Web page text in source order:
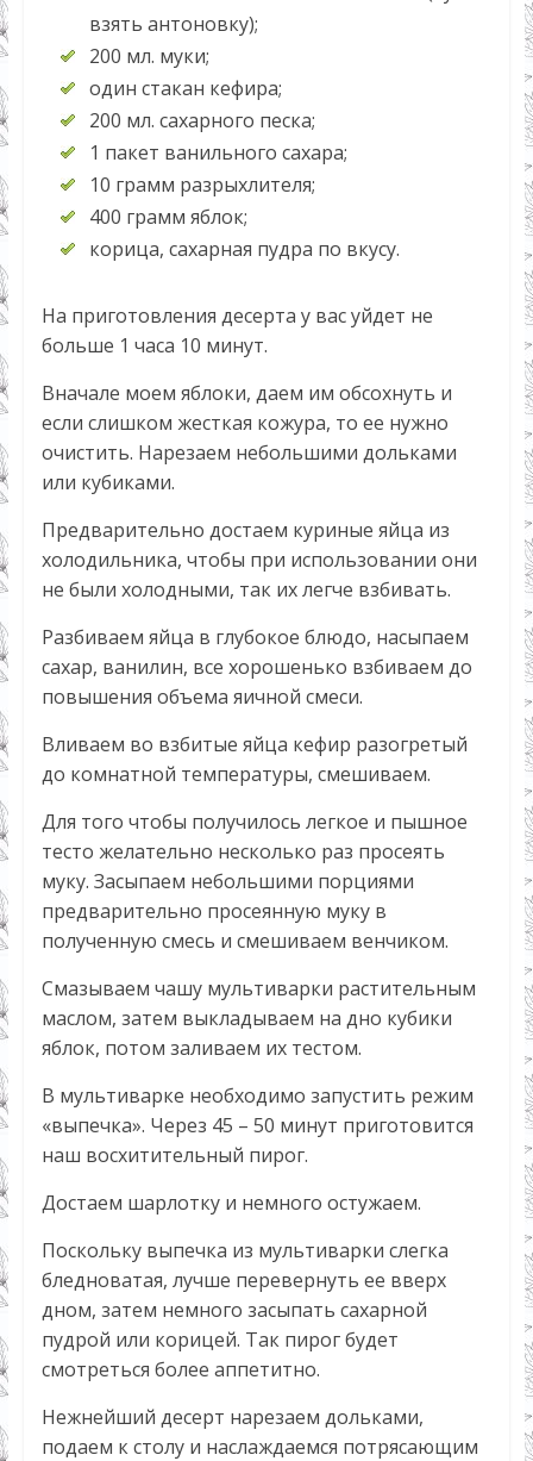
взять антоновку);
200 мл. муки;
один стакан кефира;
200 мл. сахарного песка;
1 пакет ванильного сахара;
10 грамм разрыхлителя;
400 грамм яблок;
корица, сахарная пудра по вкусу.
На приготовления десерта у вас уйдет не
больше 1 часа 10 минут.
Вначале моем яблоки, даем им обсохнуть и
если слишком жесткая кожура, то ее нужно
очистить. Нарезаем небольшими дольками
или кубиками.
Предварительно достаем куриные яйца из
холодильника, чтобы при использовании они
не были холодными, так их легче взбивать.
Разбиваем яйца в глубокое блюдо, насыпаем
сахар, ванилин, все хорошенько взбиваем до
повышения объема яичной смеси.
Вливаем во взбитые яйца кефир разогретый
до комнатной температуры, смешиваем.
Для того чтобы получилось легкое и пышное
тесто желательно несколько раз просеять
муку. Засыпаем небольшими порциями
предварительно просеянную муку в
полученную смесь и смешиваем венчиком.
Смазываем чашу мультиварки растительным
маслом, затем выкладываем на дно кубики
яблок, потом заливаем их тестом.
В мультиварке необходимо запустить режим
«выпечка». Через 45 – 50 минут приготовится
наш восхитительный пирог.
Достаем шарлотку и немного остужаем.
Поскольку выпечка из мультиварки слегка
бледноватая, лучше перевернуть ее вверх
дном, затем немного засыпать сахарной
пудрой или корицей. Так пирог будет
смотреться более аппетитно.
Нежнейший десерт нарезаем дольками,
подаем к столу и наслаждаемся потрясающим